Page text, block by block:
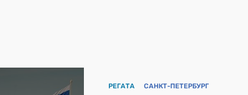
РЕГАТА САНКТ-ПЕТЕРБУРГ